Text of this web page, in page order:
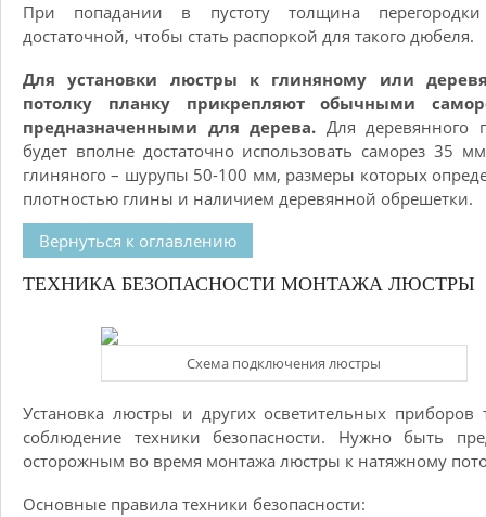
При попадании в пустоту толщина
достаточной, чтобы стать распоркой для такого дюбеля.
Для установки люстры к глиняному или
потолку планку прикрепляют обычными
предназначенными для дерева. Для деревянного
будет вполне достаточно использовать саморез 35
глиняного – шурупы 50-100 мм, размеры которых
плотностью глины и наличием деревянной обрешетки.
Вернуться к оглавлению
ТЕХНИКА БЕЗОПАСНОСТИ МОНТАЖА ЛЮСТРЫ
Схема подключения люстры
Установка люстры и других осветительных приборов
соблюдение техники безопасности. Нужно быть
осторожным во время монтажа люстры к натяжному
Основные правила техники безопасности: